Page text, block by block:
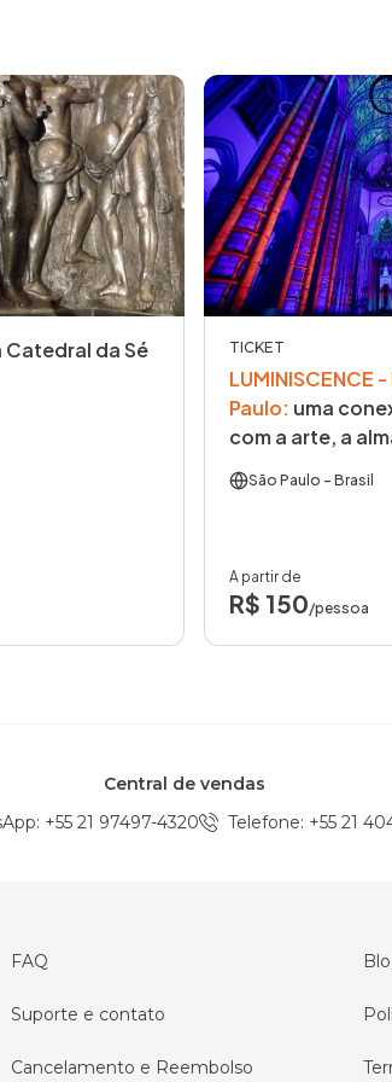
da Sé TICKET
LUMINISCENCE
Paulo: uma
com a arte, a
São Paulo - Brasil
A partir de
R$ 150/pessoa
Central de vendas
+55 21 97497-4320 Telefone: +55 21
FAQ
Suporte e contato
Cancelamento e Reembolso